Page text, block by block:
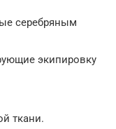
серебряным
экипировку
ткани.